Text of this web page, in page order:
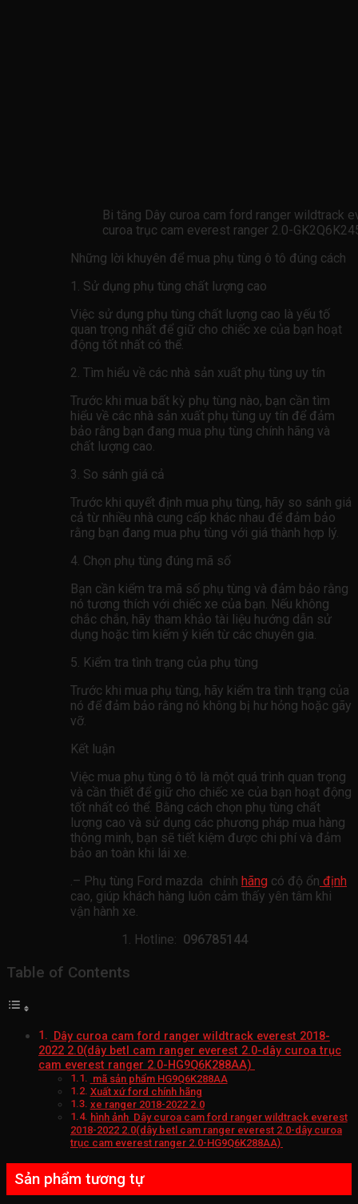
Bi tăng Dây curoa cam ford ranger
curoa trục cam everest ranger 2.0-
Những lời khuyên để mua phụ tùng ô tô đúng cách
1. Sử dụng phụ tùng chất lượng cao
Việc sử dụng phụ tùng chất lượng cao là yếu tố
quan trọng nhất để giữ cho chiếc xe của bạn hoạt
động tốt nhất có thể.
2. Tìm hiểu về các nhà sản xuất phụ tùng uy tín
Trước khi mua bất kỳ phụ tùng nào, bạn cần tìm
hiểu về các nhà sản xuất phụ tùng uy tín để đảm
bảo rằng bạn đang mua phụ tùng chính hãng và
chất lượng cao.
3. So sánh giá cả
Trước khi quyết định mua phụ tùng, hãy so sánh giá
cả từ nhiều nhà cung cấp khác nhau để đảm bảo
rằng bạn đang mua phụ tùng với giá thành hợp lý.
4. Chọn phụ tùng đúng mã số
Bạn cần kiểm tra mã số phụ tùng và đảm bảo rằng
nó tương thích với chiếc xe của bạn. Nếu không
chắc chắn, hãy tham khảo tài liệu hướng dẫn sử
dụng hoặc tìm kiếm ý kiến ​​từ các chuyên gia.
5. Kiểm tra tình trạng của phụ tùng
Trước khi mua phụ tùng, hãy kiểm tra tình trạng của
nó để đảm bảo rằng nó không bị hư hỏng hoặc gãy
vỡ.
Kết luận
Việc mua phụ tùng ô tô là một quá trình quan trọng
và cần thiết để giữ cho chiếc xe của bạn hoạt động
tốt nhất có thể. Bằng cách chọn phụ tùng chất
lượng cao và sử dụng các phương pháp mua hàng
thông minh, bạn sẽ tiết kiệm được chi phí và đảm
bảo an toàn khi lái xe.
.– Phụ tùng Ford mazda chính hãng có độ ổn định
cao, giúp khách hàng luôn cảm thấy yên tâm khi
vận hành xe.
Hotline: 096785144
Table of Contents
Dây curoa cam ford ranger wildtrack everest 2018-
2022 2.0(dây betl cam ranger everest 2.0-dây curoa trục
cam everest ranger 2.0-HG9Q6K288AA)
mã sản phẩm HG9Q6K288AA
Xuất xứ ford chính hãng
xe ranger 2018-2022 2.0
hình ảnh Dây curoa cam ford ranger wildtrack everest
2018-2022 2.0(dây betl cam ranger everest 2.0-dây curoa
trục cam everest ranger 2.0-HG9Q6K288AA)
Sản phẩm tương tự